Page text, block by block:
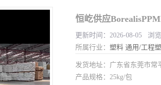
恒屹供应
更新时间：2026-08-05 浏
所属行业： 塑料 通用/工程
发货地址：广东省东莞市常
产品规格：25kg/包